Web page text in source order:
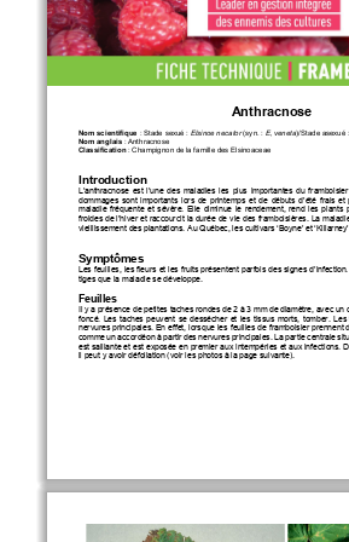
Anthracnose
Nom scientifique : Stade sexué : Elsinoe necator (syn. : E, veneta)/Stade asexué :
Nom anglais : Anthracnose
Classification : Champignon de la famille des Elsinoaceae
Introduction
L’anthracnose  est  l’une  des  maladies  les  plus  importantes  du
dommages  sont  importants  lors  de  printemps  et  de  débuts   d’été  frais
maladie fréquente  et  sévère.  Elle  diminue le  rendement,  rend  les  plants
froides de l’hiver et raccourcit la durée de vie des framboisières. La
vieillissement des plantations. Au Québec, les cultivars ‘Boyne’ et   ‘Killarney
Symptômes
Les feuilles, les fleurs et les fruits présentent parfois des signes
tiges que la maladie se développe.
Feuilles
Il y a présence de petites taches rondes de 2 à 3 mm de diamètre, avec un
foncé.  Les  taches  peuvent  se  dessécher  et les  tissus  morts,  tomber.  Les
nervures principales. En effet, lorsque les feuilles de framboisier prennent
comme un accordéon à partir des nervures principales. La partie centrale
est saillante et est exposée en premier aux intempéries et aux infections.
il peut y avoir défoliation (voir les photos à la page suivante).